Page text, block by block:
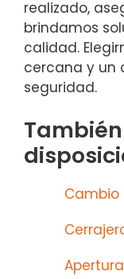
realizado,
brindamos
calidad.
cercana y un
seguridad.
Cambio